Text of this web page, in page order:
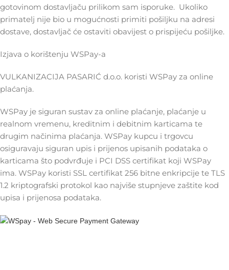
gotovinom dostavljaču prilikom sam isporuke. Ukoliko
primatelj nije bio u mogućnosti primiti pošiljku na adresi
dostave, dostavljač će ostaviti obavijest o prispijeću pošiljke.
Izjava o korištenju WSPay-a
VULKANIZACIJA PASARIĆ d.o.o. koristi WSPay za online
plaćanja.
WSPay je siguran sustav za online plaćanje, plaćanje u
realnom vremenu, kreditnim i debitnim karticama te
drugim načinima plaćanja. WSPay kupcu i trgovcu
osiguravaju siguran upis i prijenos upisanih podataka o
karticama što podvrđuje i PCI DSS certifikat koji WSPay
ima. WSPay koristi SSL certifikat 256 bitne enkripcije te TLS
1.2 kriptografski protokol kao najviše stupnjeve zaštite kod
upisa i prijenosa podataka.